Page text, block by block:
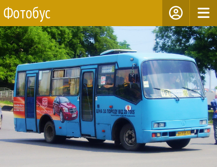
Фотобус